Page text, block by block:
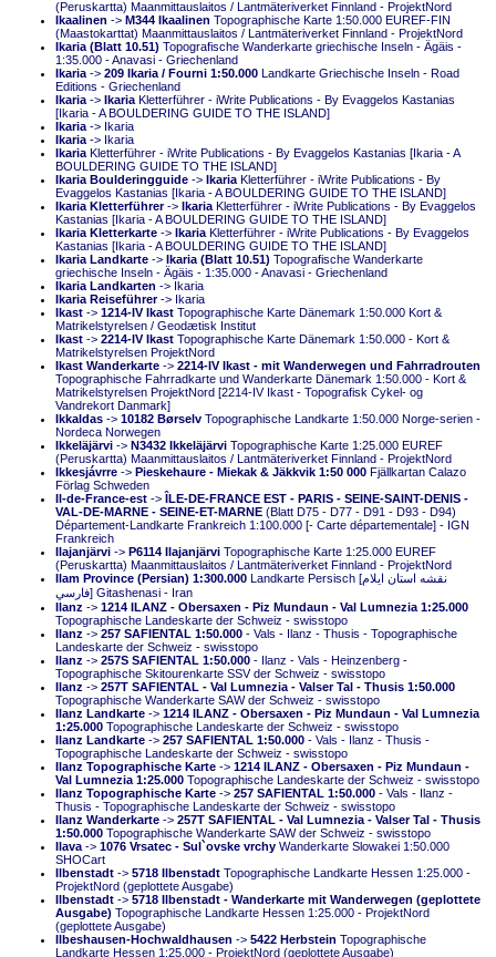
(Peruskartta) Maanmittauslaitos / Lantmäteriverket Finnland - ProjektNord
Ikaalinen -> M344 Ikaalinen Topographische Karte 1:50.000 EUREF-FIN
(Maastokarttat) Maanmittauslaitos / Lantmäteriverket Finnland - ProjektNord
Ikaria (Blatt 10.51) Topografische Wanderkarte griechische Inseln - Ägäis -
1:35.000 - Anavasi - Griechenland
Ikaria -> 209 Ikaria / Fourni 1:50.000 Landkarte Griechische Inseln - Road
Editions - Griechenland
Ikaria -> Ikaria Kletterführer - iWrite Publications - By Evaggelos Kastanias
[Ikaria - A BOULDERING GUIDE TO THE ISLAND]
Ikaria -> Ikaria
Ikaria -> Ikaria
Ikaria Kletterführer - iWrite Publications - By Evaggelos Kastanias [Ikaria - A
BOULDERING GUIDE TO THE ISLAND]
Ikaria Boulderingguide -> Ikaria Kletterführer - iWrite Publications - By
Evaggelos Kastanias [Ikaria - A BOULDERING GUIDE TO THE ISLAND]
Ikaria Kletterführer-> Ikaria Kletterführer - iWrite Publications - By Evaggelos
Kastanias [Ikaria - A BOULDERING GUIDE TO THE ISLAND]
Ikaria Kletterkarte -> Ikaria Kletterführer - iWrite Publications - By Evaggelos
Kastanias [Ikaria - A BOULDERING GUIDE TO THE ISLAND]
Ikaria Landkarte -> Ikaria (Blatt 10.51) Topografische Wanderkarte
griechische Inseln - Ägäis - 1:35.000 - Anavasi - Griechenland
Ikaria Landkarten -> Ikaria
Ikaria Reiseführer-> Ikaria
Ikast -> 1214-IV Ikast Topographische Karte Dänemark 1:50.000 Kort &
Matrikelstyrelsen / Geodætisk Institut
Ikast -> 2214-IV Ikast Topographische Karte Dänemark 1:50.000 - Kort &
Matrikelstyrelsen ProjektNord
Ikast Wanderkarte -> 2214-IV Ikast - mit Wanderwegen und Fahrradrouten
Topographische Fahrradkarte und Wanderkarte Dänemark 1:50.000 - Kort &
Matrikelstyrelsen ProjektNord [2214-IV Ikast - Topografisk Cykel- og
Vandrekort Danmark]
Ikkaldas -> 10182 Børselv Topographische Landkarte 1:50.000 Norge-serien -
Nordeca Norwegen
Ikkeläjärvi -> N3432 Ikkeläjärvi Topographische Karte 1:25.000 EUREF
(Peruskartta) Maanmittauslaitos / Lantmäteriverket Finnland - ProjektNord
Ikkesjávrre -> Pieskehaure - Miekak & Jäkkvik 1:50 000 Fjällkartan Calazo
Förlag Schweden
Il-de-France-est -> ÎLE-DE-FRANCE EST - PARIS - SEINE-SAINT-DENIS -
VAL-DE-MARNE - SEINE-ET-MARNE (Blatt D75 - D77 - D91 - D93 - D94)
Département-Landkarte Frankreich 1:100.000 [- Carte départementale] - IGN
Frankreich
Ilajanjärvi -> P6114 Ilajanjärvi Topographische Karte 1:25.000 EUREF
(Peruskartta) Maanmittauslaitos / Lantmäteriverket Finnland - ProjektNord
Ilam Province (Persian) 1:300.000 Landkarte Persisch [نقشه استان ايلام
فارسي] Gitashenasi - Iran
Ilanz -> 1214 ILANZ - Obersaxen - Piz Mundaun - Val Lumnezia 1:25.000
Topographische Landeskarte der Schweiz - swisstopo
Ilanz -> 257 SAFIENTAL 1:50.000 - Vals - Ilanz - Thusis - Topographische
Landeskarte der Schweiz - swisstopo
Ilanz -> 257S SAFIENTAL 1:50.000 - Ilanz - Vals - Heinzenberg -
Topographische Skitourenkarte SSV der Schweiz - swisstopo
Ilanz -> 257T SAFIENTAL - Val Lumnezia - Valser Tal - Thusis 1:50.000
Topographische Wanderkarte SAW der Schweiz - swisstopo
Ilanz Landkarte -> 1214 ILANZ - Obersaxen - Piz Mundaun - Val Lumnezia
1:25.000 Topographische Landeskarte der Schweiz - swisstopo
Ilanz Landkarte -> 257 SAFIENTAL 1:50.000 - Vals - Ilanz - Thusis -
Topographische Landeskarte der Schweiz - swisstopo
Ilanz Topographische Karte -> 1214 ILANZ - Obersaxen - Piz Mundaun -
Val Lumnezia 1:25.000 Topographische Landeskarte der Schweiz - swisstopo
Ilanz Topographische Karte -> 257 SAFIENTAL 1:50.000 - Vals - Ilanz -
Thusis - Topographische Landeskarte der Schweiz - swisstopo
Ilanz Wanderkarte -> 257T SAFIENTAL - Val Lumnezia - Valser Tal - Thusis
1:50.000 Topographische Wanderkarte SAW der Schweiz - swisstopo
Ilava -> 1076 Vrsatec - Sul`ovske vrchy Wanderkarte Slowakei 1:50.000
SHOCart
Ilbenstadt -> 5718 Ilbenstadt Topographische Landkarte Hessen 1:25.000 -
ProjektNord (geplottete Ausgabe)
Ilbenstadt -> 5718 Ilbenstadt - Wanderkarte mit Wanderwegen (geplottete
Ausgabe) Topographische Landkarte Hessen 1:25.000 - ProjektNord
(geplottete Ausgabe)
Ilbeshausen-Hochwaldhausen -> 5422 Herbstein Topographische
Landkarte Hessen 1:25.000 - ProjektNord (geplottete Ausgabe)